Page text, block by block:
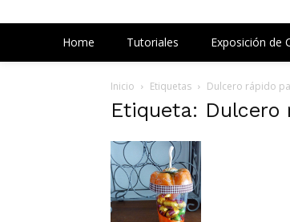
Home Tutoriales Exposición de
Inicio Etiquetas Dulcero rápido
Etiqueta: Dulcero